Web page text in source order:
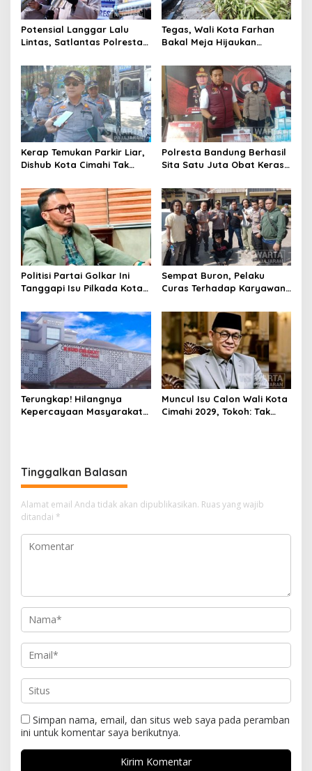
Potensial Langgar Lalu
Lintas, Satlantas Polresta
Motor Berknalpot Brong
Tegas, Wali Kota Farhan
Bakal Meja Hijaukan
Riau
Kerap Temukan Parkir Liar,
Dishub Kota Cimahi Tak
Pembinaan
Polresta Bandung Berhasil
Sita Satu Juta Obat Keras
Kasus Narkoba
Politisi Partai Golkar Ini
Tanggapi Isu Pilkada Kota
Sempat Buron, Pelaku
Curas Terhadap Karyawan
Ditangkap Polisi
Terungkap! Hilangnya
Kepercayaan Masyarakat
Muncul Isu Calon Wali Kota
Cimahi 2029, Tokoh: Tak
Tinggalkan Balasan
Alamat email Anda tidak akan dipublikasikan. Ruas yang wajib
ditandai *
Simpan nama, email, dan situs web saya pada peramban
ini untuk komentar saya berikutnya.